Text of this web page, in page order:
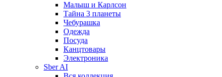
Малыш и Карлсон
Тайна 3 планеты
Чебурашка
Одежда
Посуда
Канцтовары
Электроника
Sber AI